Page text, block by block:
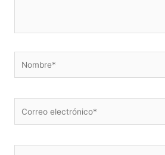
electrónico*